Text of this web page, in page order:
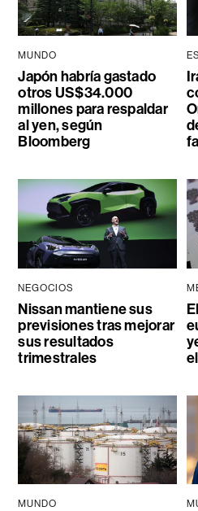
MUNDO
Japón habría gastado
otros US$34.000
millones para respaldar
al yen, según
Bloomberg
NEGOCIOS
Nissan mantiene sus
previsiones tras mejorar
sus resultados
trimestrales
MUNDO